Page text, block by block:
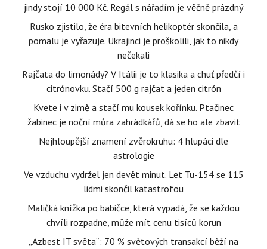
jindy stojí 10 000 Kč. Regál s nářadím je věčně prázdný
Rusko zjistilo, že éra bitevních helikoptér skončila, a
pomalu je vyřazuje. Ukrajinci je proškolili, jak to nikdy
nečekali
Rajčata do limonády? V Itálii je to klasika a chuť předčí i
citrónovku. Stačí 500 g rajčat a jeden citrón
Kvete i v zimě a stačí mu kousek kořínku. Ptačinec
žabinec je noční můra zahrádkářů, dá se ho ale zbavit
Nejhloupější znamení zvěrokruhu: 4 hlupáci dle
astrologie
Ve vzduchu vydržel jen devět minut. Let Tu-154 se 115
lidmi skončil katastrofou
Maličká knížka po babičce, která vypadá, že se každou
chvíli rozpadne, může mít cenu tisíců korun
„Azbest IT světa“: 70 % světových transakcí běží na